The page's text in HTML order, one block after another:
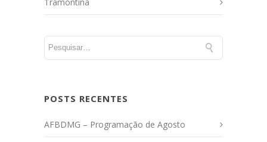
POSTS RECENTES
AFBDMG – Programação de Agosto